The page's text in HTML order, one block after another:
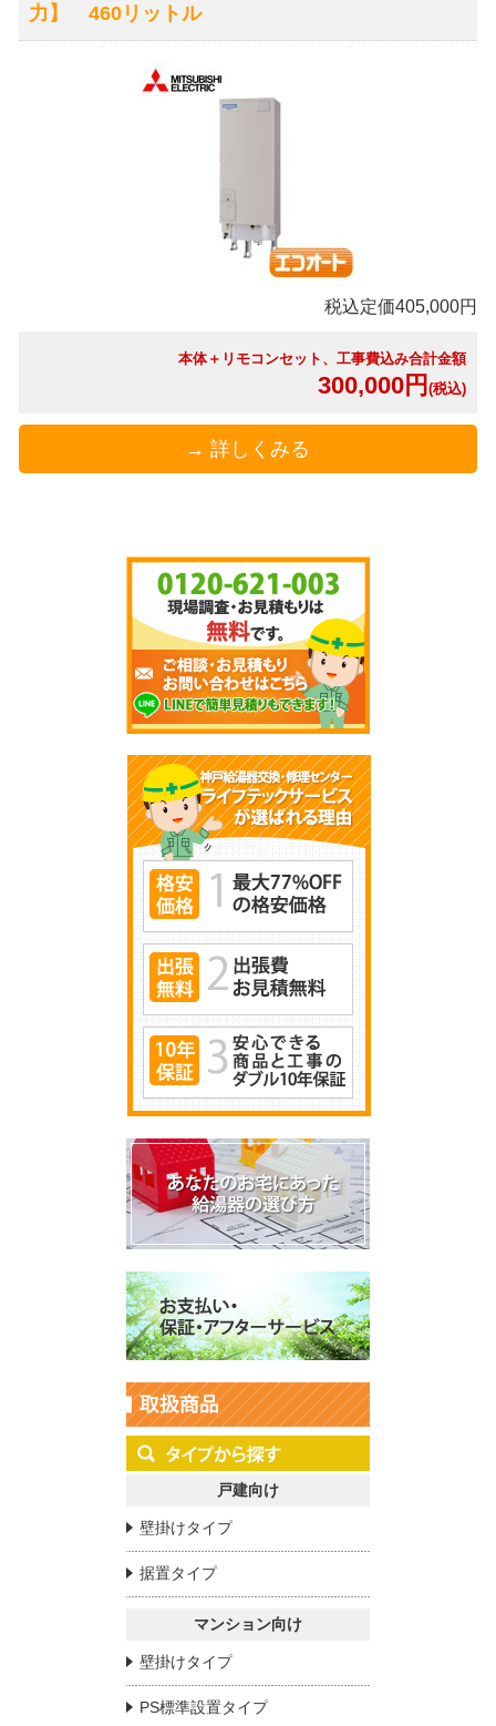
力】 460リットル
税込定価405,000円
本体＋リモコンセット、工事費込み合計金額
300,000円 (税込)
→ 詳しくみる
戸建向け
壁掛けタイプ
据置タイプ
マンション向け
壁掛けタイプ
PS標準設置タイプ